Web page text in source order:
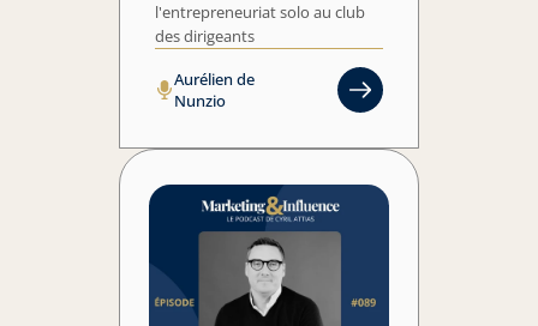
l'entrepreneuriat solo au club
des dirigeants
Aurélien de
Nunzio